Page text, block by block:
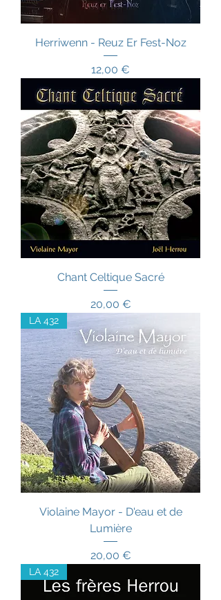
Herriwenn - Reuz Er Fest-Noz
Prix
12,00 €
Chant Celtique Sacré
Prix
20,00 €
LA 432
Violaine Mayor - D'eau et de
Lumière
Prix
20,00 €
LA 432